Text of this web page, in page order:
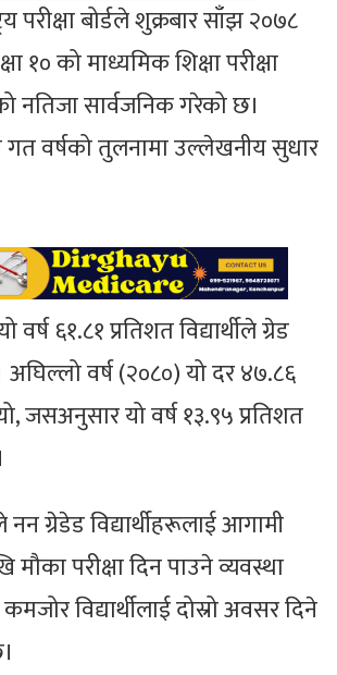
परीक्षा बोर्डले शुक्रबार साँझ २०७८
१० को माध्यमिक शिक्षा परीक्षा
नतिजा सार्वजनिक गरेको छ।
वर्षको तुलनामा उल्लेखनीय सुधार
वर्ष ६१.८१ प्रतिशत विद्यार्थीले ग्रेड
अघिल्लो वर्ष (२०८०) यो दर ४७.८६
जसअनुसार यो वर्ष १३.९५ प्रतिशत
ग्रेडेड विद्यार्थीहरूलाई आगामी
परीक्षा दिन पाउने व्यवस्था
विद्यार्थीलाई दोस्रो अवसर दिने